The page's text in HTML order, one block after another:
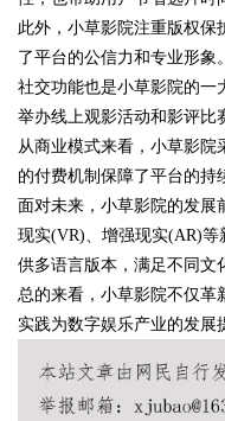
!
Bo
此外，小草影院注重版权保
了平台的公信力和专业形象
社交功能也是小草影院的一
举办线上观影活动和影评比
从商业模式来看，小草影院
的付费机制保障了平台的持
面对未来，小草影院的发展
现实(VR)、增强现实(AR)
供多语言版本，满足不同文
总的来看，小草影院不仅革
实践为数字娱乐产业的发展